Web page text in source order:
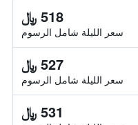
518 ﷼
سعر الليلة شامل الرسوم
527 ﷼
سعر الليلة شامل الرسوم
531 ﷼